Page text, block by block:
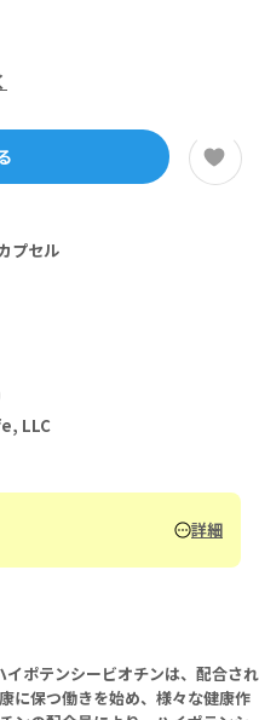
プセル
LLC
詳細
ポテンシービオチンは、配合され
に保つ働きを始め、様々な健康作